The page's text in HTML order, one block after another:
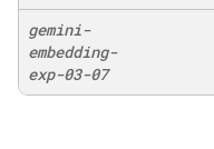
gemini-
embedding-
exp-03-07